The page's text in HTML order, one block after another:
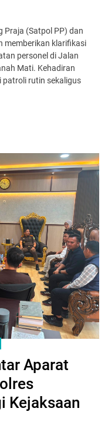
Praja (Satpol PP) dan
memberikan klarifikasi
personel di Jalan
Mati. Kehadiran
patroli rutin sekaligus
Aparat
Kejaksaan